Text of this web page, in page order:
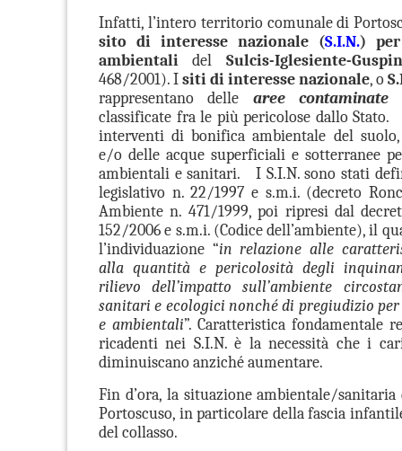
Infatti, l’intero territorio comunale di
sito di interesse nazionale (S.I.N.)
ambientalidel Sulcis-Iglesiente-
468/2001). I siti di interesse nazionale, o
rappresentano delle aree contaminate
classificate fra le più pericolose dallo Stato.
interventi di bonifica ambientale del
e/o delle acque superficiali e sotterranee
ambientali e sanitari. I S.I.N. sono stati
legislativo n. 22/1997 e s.m.i. (decreto
Ambiente n. 471/1999, poi ripresi dal
152/2006 e s.m.i. (Codice dell’ambiente), il
l’individuazione “in relazione alle
alla quantità e pericolosità degli
rilievo dell’impatto sull’ambiente
sanitari e ecologici nonché di pregiudizio
e ambientali”. Caratteristica fondamentale
ricadenti nei S.I.N. è la necessità che i
diminuiscano anziché aumentare.
Fin d’ora, la situazione ambientale/
Portoscuso, in particolare della fascia
del collasso.